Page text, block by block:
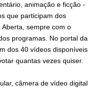
animação e ficção -
que participam dos
sempre com o
programas. No portal da
dos 40 vídeos disponíveis
quantas vezes quiser.
câmera de vídeo digital